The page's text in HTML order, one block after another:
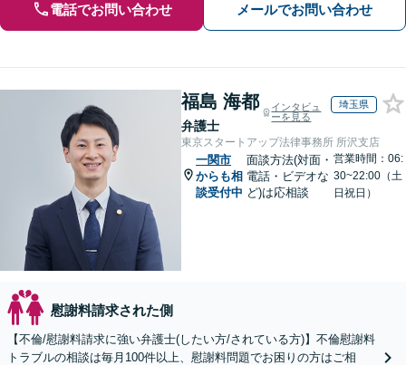
電話でお問い合わせ メールでお問い合わせ
福島 海都
弁護士
インタビュ
ーを見る
埼玉県
東京スタートアップ法律事務所 所沢支店
一関市
からも相
談受付中
面談方法(対面・
電話・ビデオな
ど)は応相談
営業時間：06:
30~22:00（土
日祝日）
慰謝料請求された側
【不倫/慰謝料請求に強い弁護士(したい方/されている方)】不倫慰謝料
トラブルの相談は毎月100件以上、慰謝料問題でお困りの方はご相